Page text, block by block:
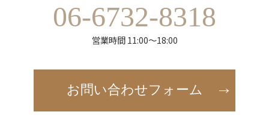
06-6732-8318
営業時間 11:00～18:00
お問い合わせフォーム